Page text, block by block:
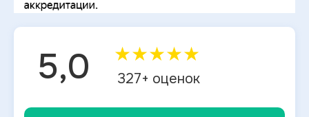
5,0 ★★★★★
327+ оценок